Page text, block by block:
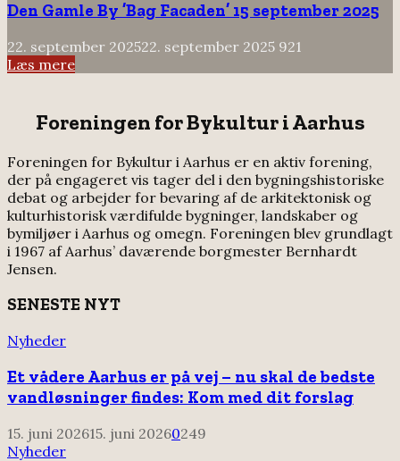
Den Gamle By ’Bag Facaden’ 15 september 2025
22. september 202522. september 2025 921
Læs mere
Foreningen for Bykultur i Aarhus
Foreningen for Bykultur i Aarhus er en aktiv forening,
der på engageret vis tager del i den bygningshistoriske
debat og arbejder for bevaring af de arkitektonisk og
kulturhistorisk værdifulde bygninger, landskaber og
bymiljøer i Aarhus og omegn. Foreningen blev grundlagt
i 1967 af Aarhus’ daværende borgmester Bernhardt
Jensen.
SENESTE NYT
Nyheder
Et vådere Aarhus er på vej – nu skal de bedste
vandløsninger findes: Kom med dit forslag
15. juni 202615. juni 20260249
Nyheder